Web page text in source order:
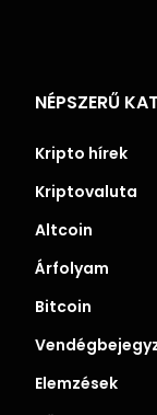
NÉPSZERŰ
Kripto hírek
Kriptovaluta
Altcoin
Árfolyam
Bitcoin
Elemzések